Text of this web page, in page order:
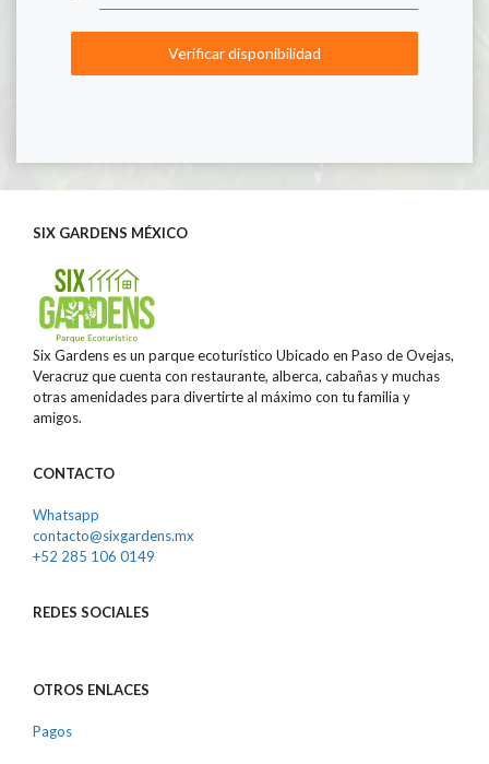
Verificar disponibilidad
SIX GARDENS MÉXICO
Six Gardens es un parque ecoturístico Ubicado en Paso de Ovejas,
Veracruz que cuenta con restaurante, alberca, cabañas y muchas
otras amenidades para divertirte al máximo con tu familia y
amigos.
CONTACTO
Whatsapp
contacto@sixgardens.mx
+52 285 106 0149
REDES SOCIALES
OTROS ENLACES
Pagos